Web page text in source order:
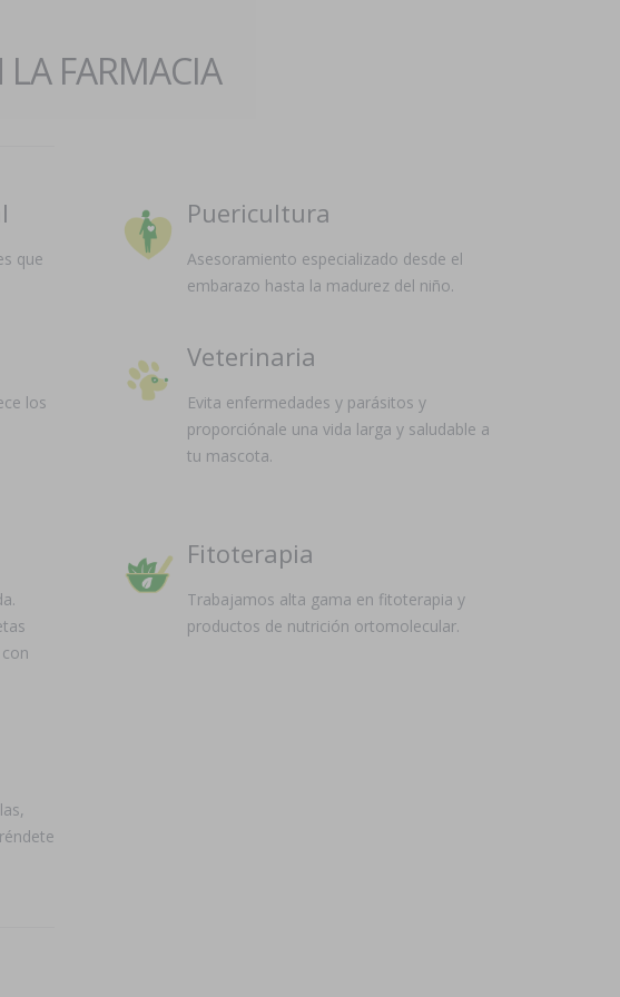
LA FARMACIA
que
Puericultura
Asesoramiento especializado desde el
embarazo hasta la madurez del niño.
los
Veterinaria
Evita enfermedades y parásitos y
proporciónale una vida larga y saludable a
tu mascota.
Fitoterapia
Trabajamos alta gama en fitoterapia y
productos de nutrición ortomolecular.